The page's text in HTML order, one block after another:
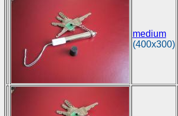
medium
(400x300)